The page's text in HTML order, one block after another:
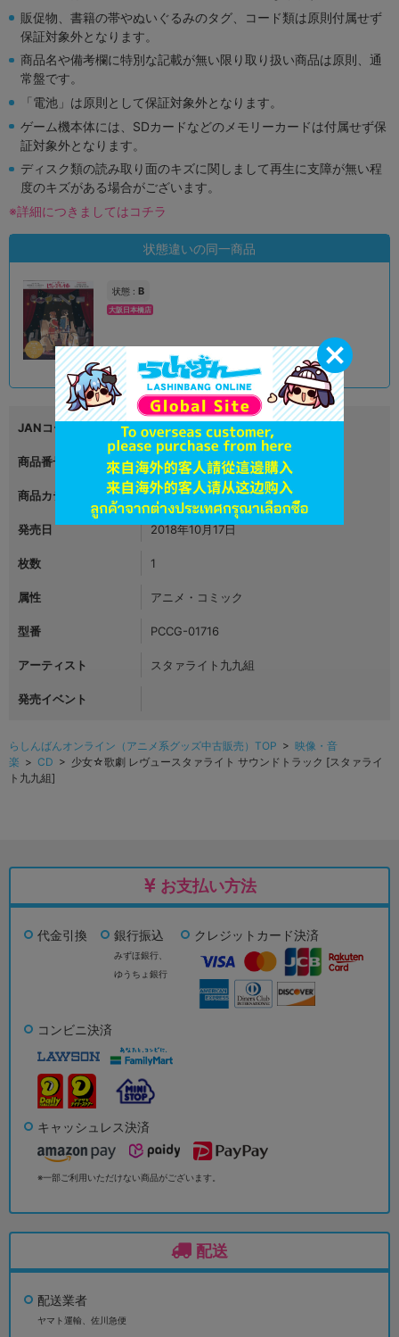
販促物、書籍の帯やぬいぐるみのタグ、コード類は原則付属せず
保証対象外となります。
商品名や備考欄に特別な記載が無い限り取り扱い商品は原則、通
常盤です。
「電池」は原則として保証対象外となります。
ゲーム機本体には、SDカードなどのメモリーカードは付属せず保
証対象外となります。
ディスク類の読み取り面のキズに関しまして再生に支障が無い程
度のキズがある場合がございます。
※詳細につきましてはコチラ
状態違いの同一商品
状態 : B
大阪日本橋店
在庫あり 1,190 円 税込
JANコード 4988013207417
商品番号 L03460250
商品カテゴリ 映像・音楽
発売日 2018年10月17日
枚数 1
属性 アニメ・コミック
型番 PCCG-01716
アーティスト スタァライト九九組
発売イベント
らしんばんオンライン（アニメ系グッズ中古販売）TOP > 映像・音
楽 > CD > 少女☆歌劇 レヴュースタァライト サウンドトラック [スタァライ
ト九九組]
お支払い方法
代金引換 銀行振込
みずほ銀行、
ゆうちょ銀行
クレジットカード決済
コンビニ決済
キャッシュレス決済
※一部ご利用いただけない商品がございます。
配送
配送業者
ヤマト運輸、佐川急便